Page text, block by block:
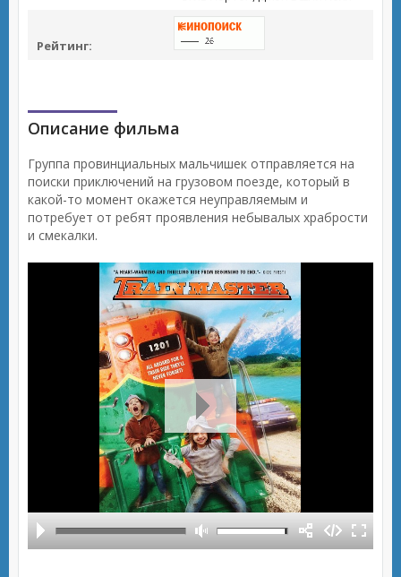
Рейтинг:
Описание фильма
Группа провинциальных мальчишек отправляется на
поиски приключений на грузовом поезде, который в
какой-то момент окажется неуправляемым и
потребует от ребят проявления небывалых храбрости
и смекалки.